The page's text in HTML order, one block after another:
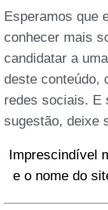
Esperamos que
conhecer mais
candidatar a
deste conteúdo,
redes sociais. E
sugestão, deixe
Imprescindível
e o nome do